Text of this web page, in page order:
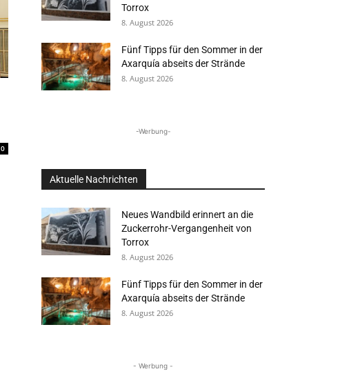
0
Torrox
8. August 2026
Fünf Tipps für den Sommer in der
Axarquía abseits der Strände
8. August 2026
-Werbung-
Aktuelle Nachrichten
Neues Wandbild erinnert an die
Zuckerrohr-Vergangenheit von
Torrox
8. August 2026
Fünf Tipps für den Sommer in der
Axarquía abseits der Strände
8. August 2026
- Werbung -